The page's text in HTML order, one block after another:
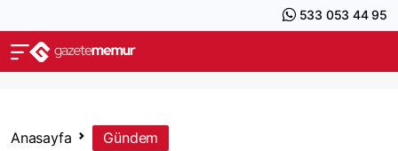
533 053 44 95
Anasayfa Gündem